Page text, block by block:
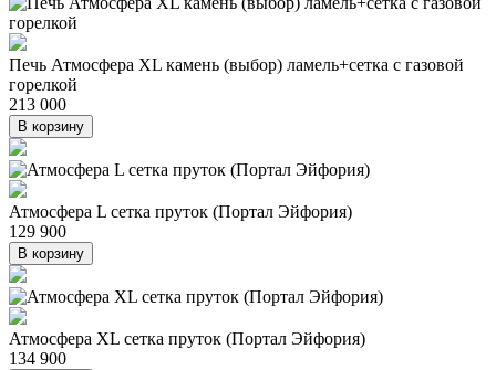
Печь Атмосфера XL камень (выбор) ламель+сетка с газовой
горелкой
213 000
В корзину
Атмосфера L сетка пруток (Портал Эйфория)
129 900
В корзину
Атмосфера XL сетка пруток (Портал Эйфория)
134 900